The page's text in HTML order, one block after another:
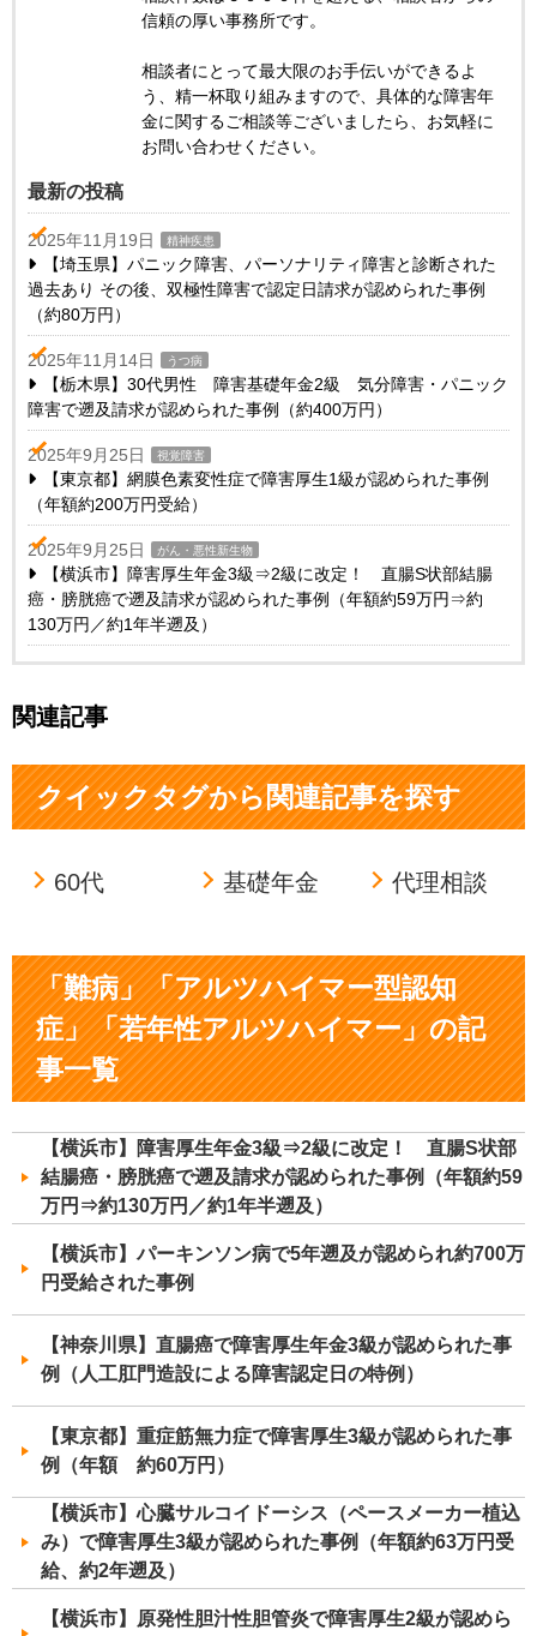
信頼の厚い事務所です。
相談者にとって最大限のお手伝いができるよ
う、精一杯取り組みますので、具体的な障害年
金に関するご相談等ございましたら、お気軽に
お問い合わせください。
最新の投稿
2025年11月19日 精神疾患
【埼玉県】パニック障害、パーソナリティ障害と診断された
過去あり その後、双極性障害で認定日請求が認められた事例
（約80万円）
2025年11月14日 うつ病
【栃木県】30代男性 障害基礎年金2級 気分障害・パニック
障害で遡及請求が認められた事例（約400万円）
2025年9月25日 視覚障害
【東京都】網膜色素変性症で障害厚生1級が認められた事例
（年額約200万円受給）
2025年9月25日 がん・悪性新生物
【横浜市】障害厚生年金3級⇒2級に改定！ 直腸S状部結腸
癌・膀胱癌で遡及請求が認められた事例（年額約59万円⇒約
130万円／約1年半遡及）
関連記事
クイックタグから関連記事を探す
60代 基礎年金 代理相談
「難病」「アルツハイマー型認知
症」「若年性アルツハイマー」の記
事一覧
【横浜市】障害厚生年金3級⇒2級に改定！ 直腸S状部
結腸癌・膀胱癌で遡及請求が認められた事例（年額約59
万円⇒約130万円／約1年半遡及）
【横浜市】パーキンソン病で5年遡及が認められ約700万
円受給された事例
【神奈川県】直腸癌で障害厚生年金3級が認められた事
例（人工肛門造設による障害認定日の特例）
【東京都】重症筋無力症で障害厚生3級が認められた事
例（年額 約60万円）
【横浜市】心臓サルコイドーシス（ペースメーカー植込
み）で障害厚生3級が認められた事例（年額約63万円受
給、約2年遡及）
【横浜市】原発性胆汁性胆管炎で障害厚生2級が認めら